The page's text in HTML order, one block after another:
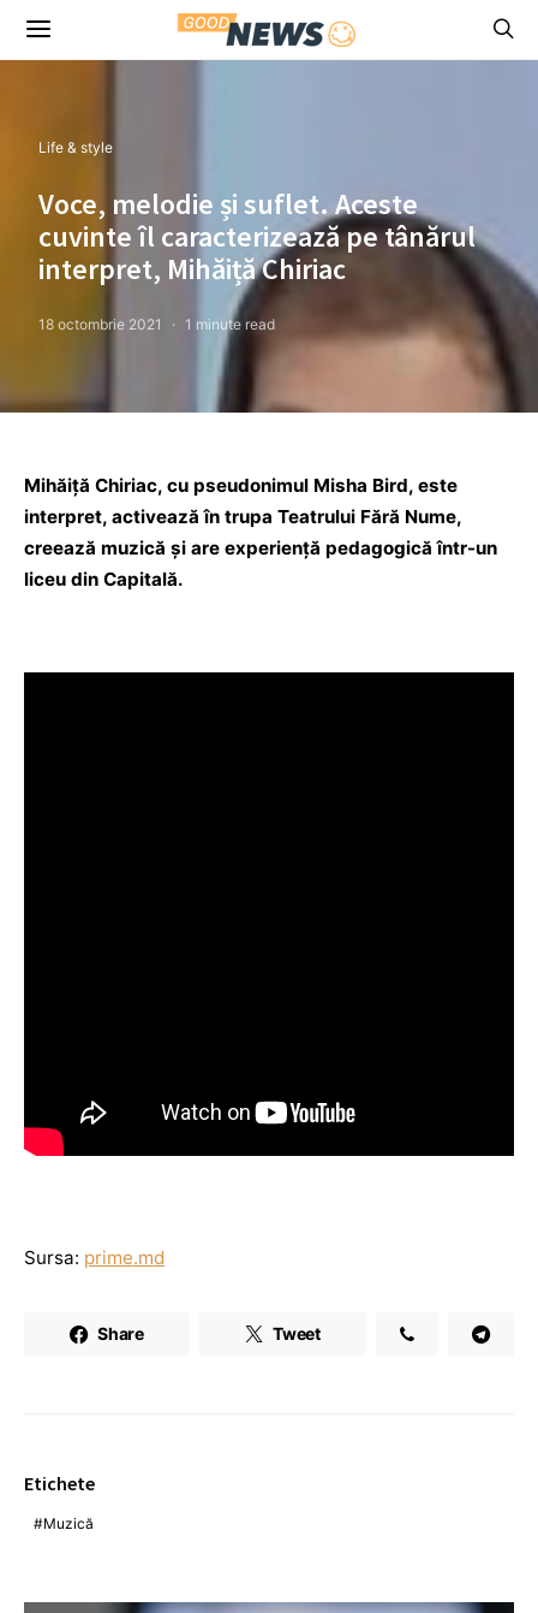
Life & style
Voce, melodie și suflet. Aceste
cuvinte îl caracterizează pe tânărul
interpret, Mihăiță Chiriac
18 octombrie 2021 1 minute read
Mihăiță Chiriac, cu pseudonimul Misha Bird, este
interpret, activează în trupa Teatrului Fără Nume,
creează muzică și are experiență pedagogică într-un
liceu din Capitală.
Sursa: prime.md
Share Tweet
Etichete
Muzică